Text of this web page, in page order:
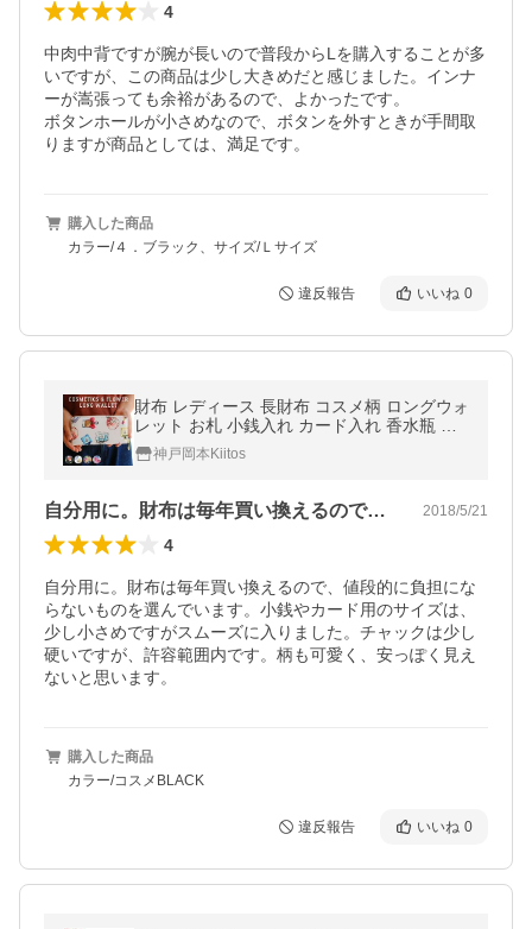
4
中肉中背ですが腕が長いので普段からLを購入することが多
いですが、この商品は少し大きめだと感じました。インナ
ーが嵩張っても余裕があるので、よかったです。
ボタンホールが小さめなので、ボタンを外すときが手間取
りますが商品としては、満足です。
購入した商品
カラー/４．ブラック、サイズ/Ｌサイズ
違反報告 いいね 0
財布 レディース 長財布 コスメ柄 ロングウォ
レット お札 小銭入れ カード入れ 香水瓶 大
人 かわいい おしゃれ 上品 ギフト プレゼン
ト 女性 メール便送料無料
神戸岡本Kiitos
自分用に。財布は毎年買い換えるので、値… 2018/5/21
4
自分用に。財布は毎年買い換えるので、値段的に負担にな
らないものを選んでいます。小銭やカード用のサイズは、
少し小さめですがスムーズに入りました。チャックは少し
硬いですが、許容範囲内です。柄も可愛く、安っぽく見え
ないと思います。
購入した商品
カラー/コスメBLACK
違反報告 いいね 0